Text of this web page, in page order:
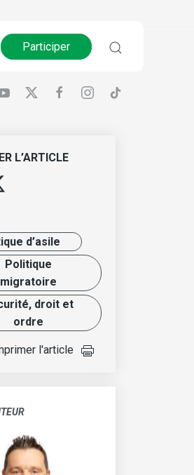
Participer
L’ARTICLE
d’asile
Politique
migratoire
droit et
ordre
l'article